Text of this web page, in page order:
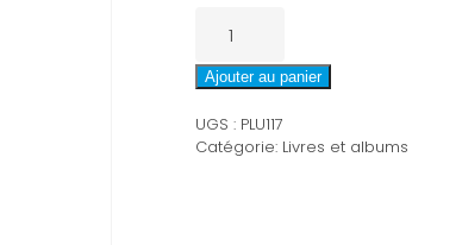
PLU117
Ajouter au panier
UGS : PLU117
Catégorie: Livres et albums